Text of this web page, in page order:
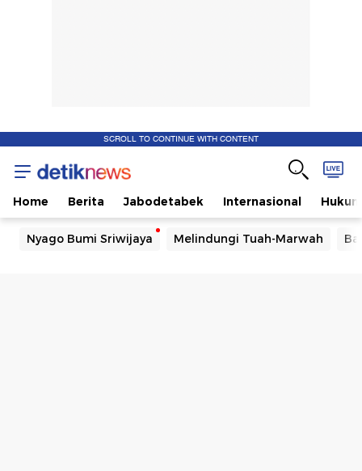
SCROLL TO CONTINUE WITH CONTENT
Home Berita Jabodetabek Internasional Hukum
Nyago Bumi Sriwijaya Melindungi Tuah-Marwah